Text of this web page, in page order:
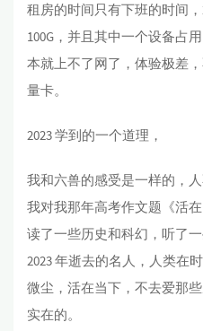
租房的时间只有下班的时间
100G，并且其中一个设备占
本就上不了网了，体验极差
量卡。
2023 学到的一个道理，
我和六兽的感受是一样的，
我对我那年高考作文题《活
读了一些历史和科幻，听了
2023 年逝去的名人，人类在
微尘，活在当下，不去爱那
实在的。